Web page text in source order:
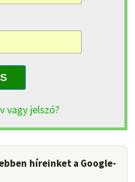
vagy jelszó?
híreinket a Google-